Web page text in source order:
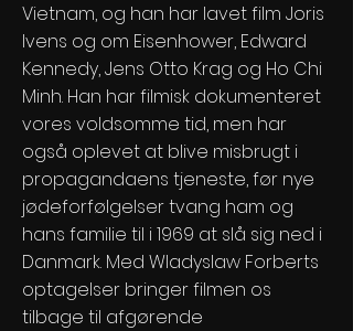
Vietnam, og han har lavet film Joris
Ivens og om Eisenhower, Edward
Kennedy, Jens Otto Krag og Ho Chi
Minh. Han har filmisk dokumenteret
vores voldsomme tid, men har
også oplevet at blive misbrugt i
propagandaens tjeneste, før nye
jødeforfølgelser tvang ham og
hans familie til i 1969 at slå sig ned i
Danmark. Med Wladyslaw Forberts
optagelser bringer filmen os
tilbage til afgørende